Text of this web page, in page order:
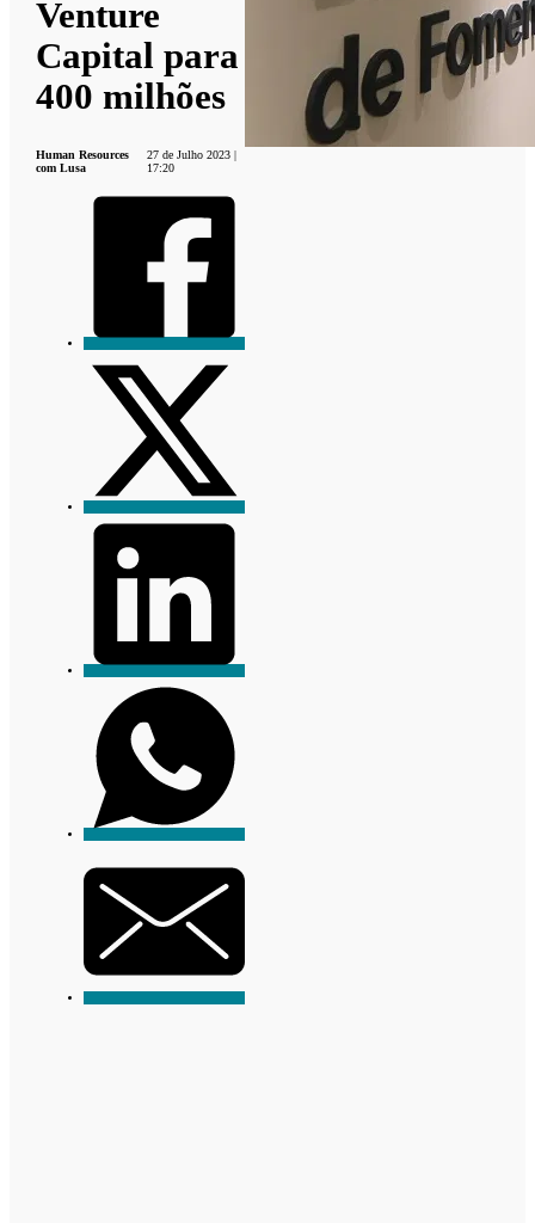
Venture
Capital para
400 milhões
Human Resources
com Lusa
27 de Julho 2023 |
17:20